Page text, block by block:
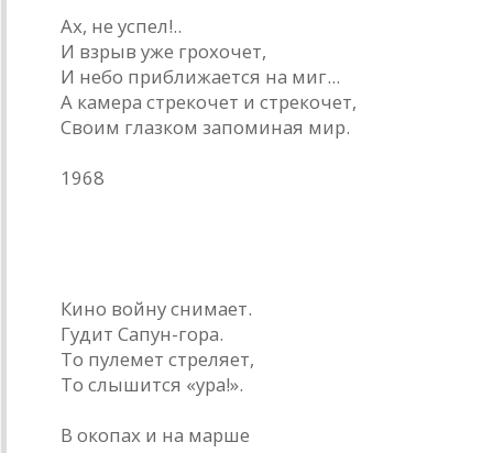
Ах, не успел!..
И взрыв уже грохочет,
И небо приближается на миг...
А камера стрекочет и стрекочет,
Своим глазком запоминая мир.
1968
Кино войну снимает.
Гудит Сапун-гора.
То пулемет стреляет,
То слышится «ура!».
В окопах и на марше